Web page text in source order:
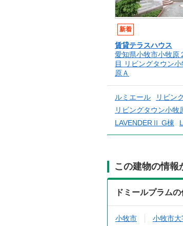
新着
賃貸テラスハウス
愛知県小牧市小牧原
目 リビングタウン小
原Ａ
ルミエール リビン
リビングタウン小
LAVENDERⅡ G棟
この建物の情報
ドミールプラム
小牧市 小牧市大